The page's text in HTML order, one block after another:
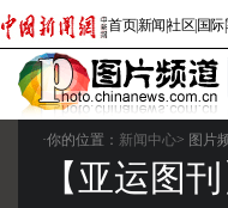
首页|新闻社区 国际|
·你的位置： 新闻中心> 图片
【亚运图